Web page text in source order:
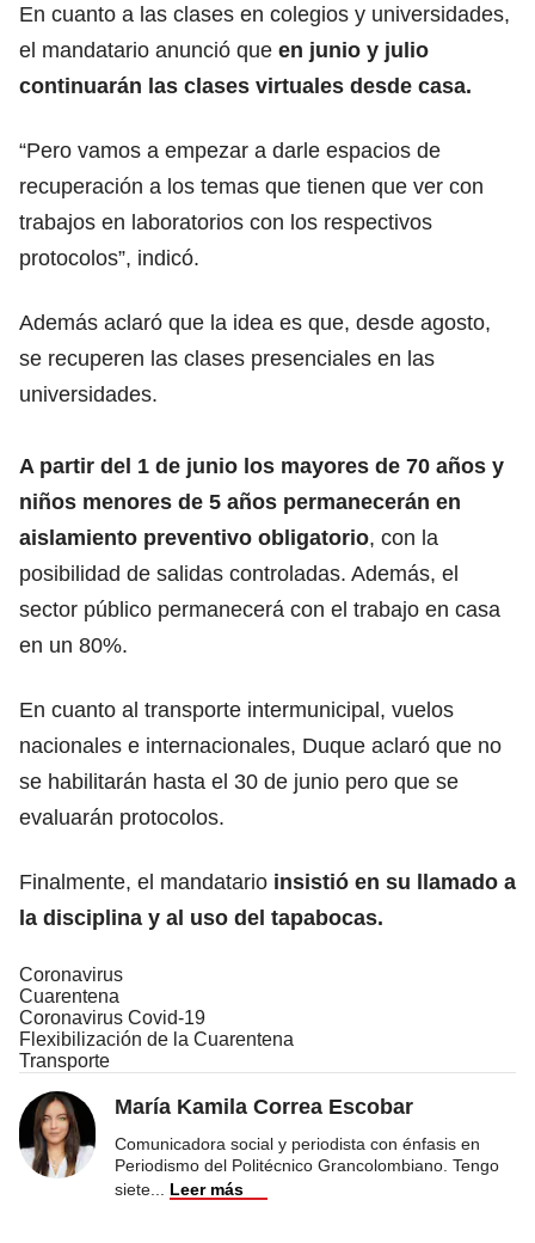
En cuanto a las clases en colegios y universidades,
el mandatario anunció que en junio y julio
continuarán las clases virtuales desde casa.
“Pero vamos a empezar a darle espacios de
recuperación a los temas que tienen que ver con
trabajos en laboratorios con los respectivos
protocolos”, indicó.
Además aclaró que la idea es que, desde agosto,
se recuperen las clases presenciales en las
universidades.
A partir del 1 de junio los mayores de 70 años y
niños menores de 5 años permanecerán en
aislamiento preventivo obligatorio, con la
posibilidad de salidas controladas. Además, el
sector público permanecerá con el trabajo en casa
en un 80%.
En cuanto al transporte intermunicipal, vuelos
nacionales e internacionales, Duque aclaró que no
se habilitarán hasta el 30 de junio pero que se
evaluarán protocolos.
Finalmente, el mandatario insistió en su llamado a
la disciplina y al uso del tapabocas.
Coronavirus
Cuarentena
Coronavirus Covid-19
Flexibilización de la Cuarentena
Transporte
María Kamila Correa Escobar
Comunicadora social y periodista con énfasis en
Periodismo del Politécnico Grancolombiano. Tengo
siete
Leer más